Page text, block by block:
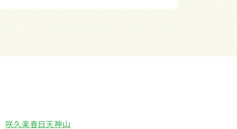
咲久楽春日天神山